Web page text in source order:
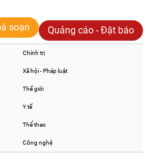
soạn Quảng cáo - Đặt báo
Chính trị
Xã hội - Pháp luật
Thế giới
Y tế
Thể thao
Công nghệ